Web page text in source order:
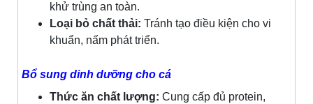
khử trùng an toàn.
Loại bỏ chất thải: Tránh tạo điều kiện cho vi
khuẩn, nấm phát triển.
Bổ sung dinh dưỡng cho cá
Thức ăn chất lượng: Cung cấp đủ protein,